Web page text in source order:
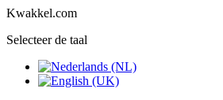
Kwakkel.com
Selecteer de taal